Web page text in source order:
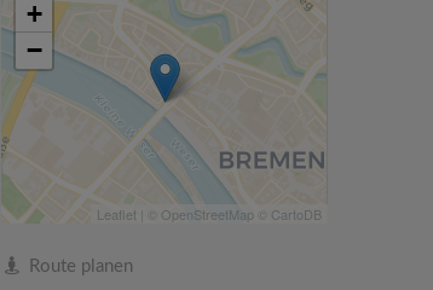
+
−
Leaflet | © OpenStreetMap © CartoDB
Route planen